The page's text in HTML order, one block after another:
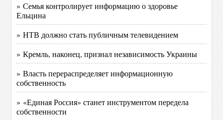
» Семья контролирует информацию о здоровье
Ельцина
» НТВ должно стать публичным телевидением
» Кремль, наконец, признал независимость Украины
» Власть перераспределяет информационную
собственность
» «Единая Россия» станет инструментом передела
собственности